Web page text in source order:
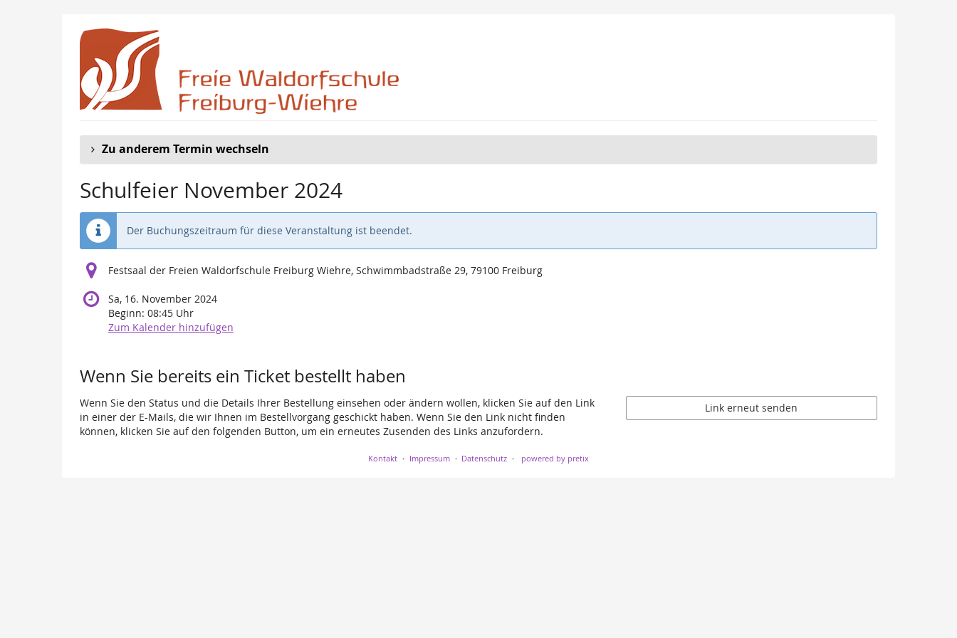
Zu anderem Termin wechseln
Schulfeier November 2024
Der Buchungszeitraum für diese Veranstaltung ist beendet.
Festsaal der Freien Waldorfschule Freiburg Wiehre, Schwimmbadstraße 29, 79100 Freiburg
Sa, 16. November 2024
Beginn: 08:45 Uhr
Zum Kalender hinzufügen
Wenn Sie bereits ein Ticket bestellt haben
Wenn Sie den Status und die Details Ihrer Bestellung einsehen oder ändern wollen, klicken Sie auf den Link
in einer der E-Mails, die wir Ihnen im Bestellvorgang geschickt haben. Wenn Sie den Link nicht finden
können, klicken Sie auf den folgenden Button, um ein erneutes Zusenden des Links anzufordern.
Link erneut senden
Kontakt Impressum Datenschutz powered by pretix